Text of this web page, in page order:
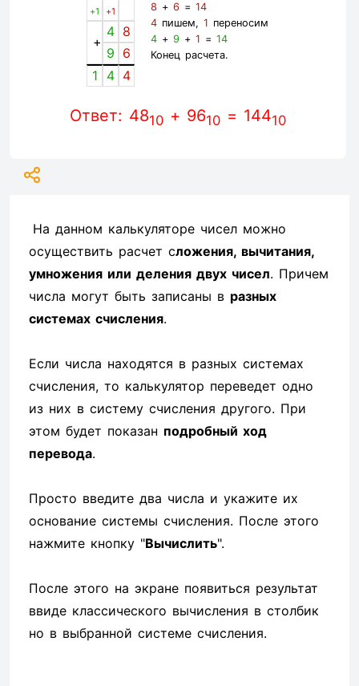
+1 +1
+
4 8
9 6
1
4 4
8 +6 =14
4 пишем,1 переносим
4 +9 +1 =14
Конец расчета.
Ответ: 4810+ 9610= 14410
На данном калькуляторе чисел можно
осуществить расчет сложения, вычитания,
умножения или деления двух чисел. Причем
числа могут быть записаны в разных
системах счисления.
Если числа находятся в разных системах
счисления, то калькулятор переведет одно
из них в систему счисления другого. При
этом будет показан подробный ход
перевода.
Просто введите два числа и укажите их
основание системы счисления. После этого
нажмите кнопку "Вычислить".
После этого на экране появиться результат
ввиде классического вычисления в столбик
но в выбранной системе счисления.